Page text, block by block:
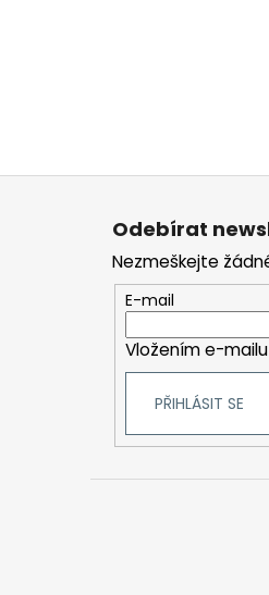
Odebírat
Nezmeškejte
E-mail
Vložením e-
PŘIHLÁSIT SE